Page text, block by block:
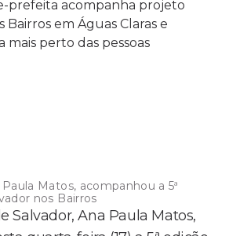
Matos, acompanhou a 5ª
nos Bairros
Salvador, Ana Paula Matos,